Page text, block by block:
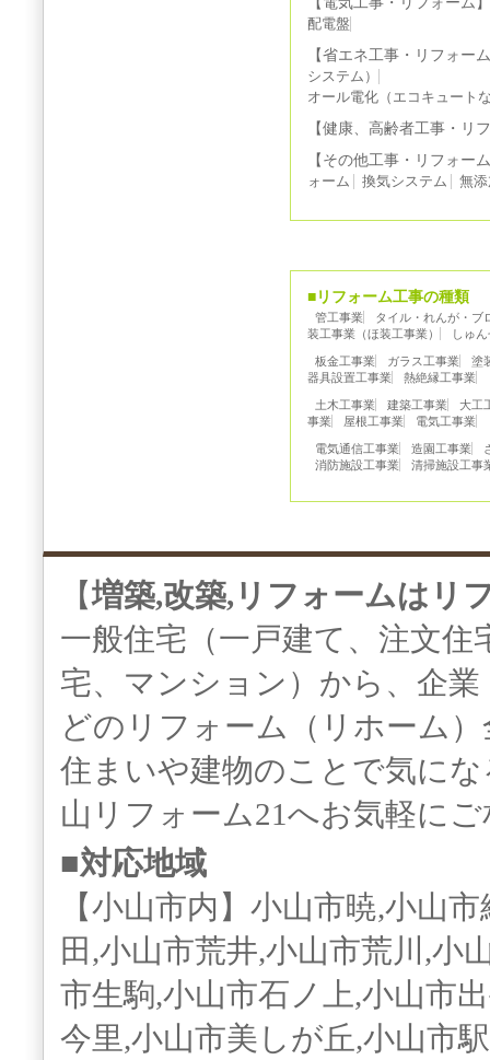
配電盤
【省エネ工事・リフォー
システム）
オール電化（エコキュート
【健康、高齢者工事・リ
【その他工事・リフォー
ォーム 換気システム 無
■リフォーム工事の種類
管工事業
タイル・れんが・ブ
装工事業（ほ装工事業）
しゅ
板金工事業 ガラス工事業
塗
器具設置工事業
熱絶縁工事業
土木工事業 建築工事業
大工
事業
屋根工事業 電気工事業
電気通信工事業 造園工事業
消防施設工事業
清掃施設工事
【増築,改築,リフォームはリ
一般住宅（一戸建て、注文
宅、マンション）から、企
どのリフォーム（リホーム
住まいや建物のことで気に
山リフォーム21へお気軽に
■対応地域
【小山市内】小山市暁,小山
田,小山市荒井,小山市荒川,小
市生駒,小山市石ノ上,小山市
今里,小山市美しが丘,小山市